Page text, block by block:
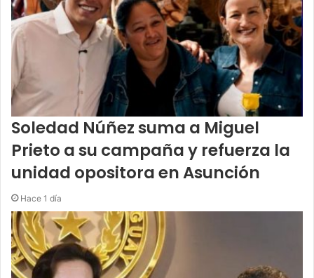
Soledad Núñez suma a Miguel
Prieto a su campaña y refuerza la
unidad opositora en Asunción
Hace 1 día